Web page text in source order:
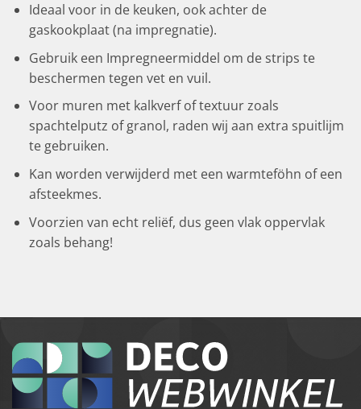
Ideaal voor in de keuken, ook achter de
gaskookplaat (na impregnatie).
Gebruik een Impregneermiddel om de strips te
beschermen tegen vet en vuil.
Voor muren met kalkverf of textuur zoals
spachtelputz of granol, raden wij aan extra spuitlijm
te gebruiken.
Kan worden verwijderd met een warmteföhn of een
afsteekmes.
Voorzien van echt reliëf, dus geen vlak oppervlak
zoals behang!